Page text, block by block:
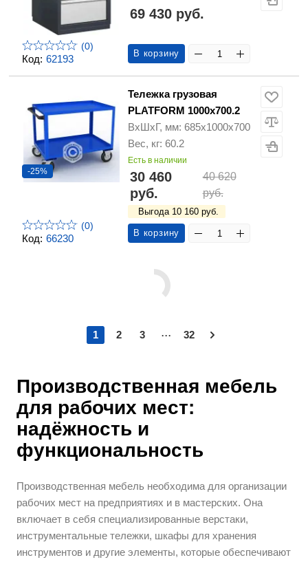
Код: 62193
(0)
69 430 руб.
В корзину
Код: 66230
-25%
(0)
Тележка грузовая
PLATFORM 1000х700.2
ВхШхГ, мм: 685x1000x700
Вес, кг: 60.2
Есть в наличии
30 460
руб.
40 620
руб.
Выгода 10 160 руб.
В корзину
1 2 3 ... 32
Производственная мебель
для рабочих мест:
надёжность и
функциональность
Производственная мебель необходима для организации
рабочих мест на предприятиях и в мастерских. Она
включает в себя специализированные верстаки,
инструментальные тележки, шкафы для хранения
инструментов и другие элементы, которые обеспечивают